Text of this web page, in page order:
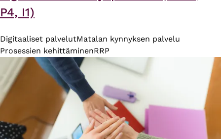
P4, I1)
Digitaaliset palvelutMatalan kynnyksen palvelu
Prosessien kehittäminenRRP